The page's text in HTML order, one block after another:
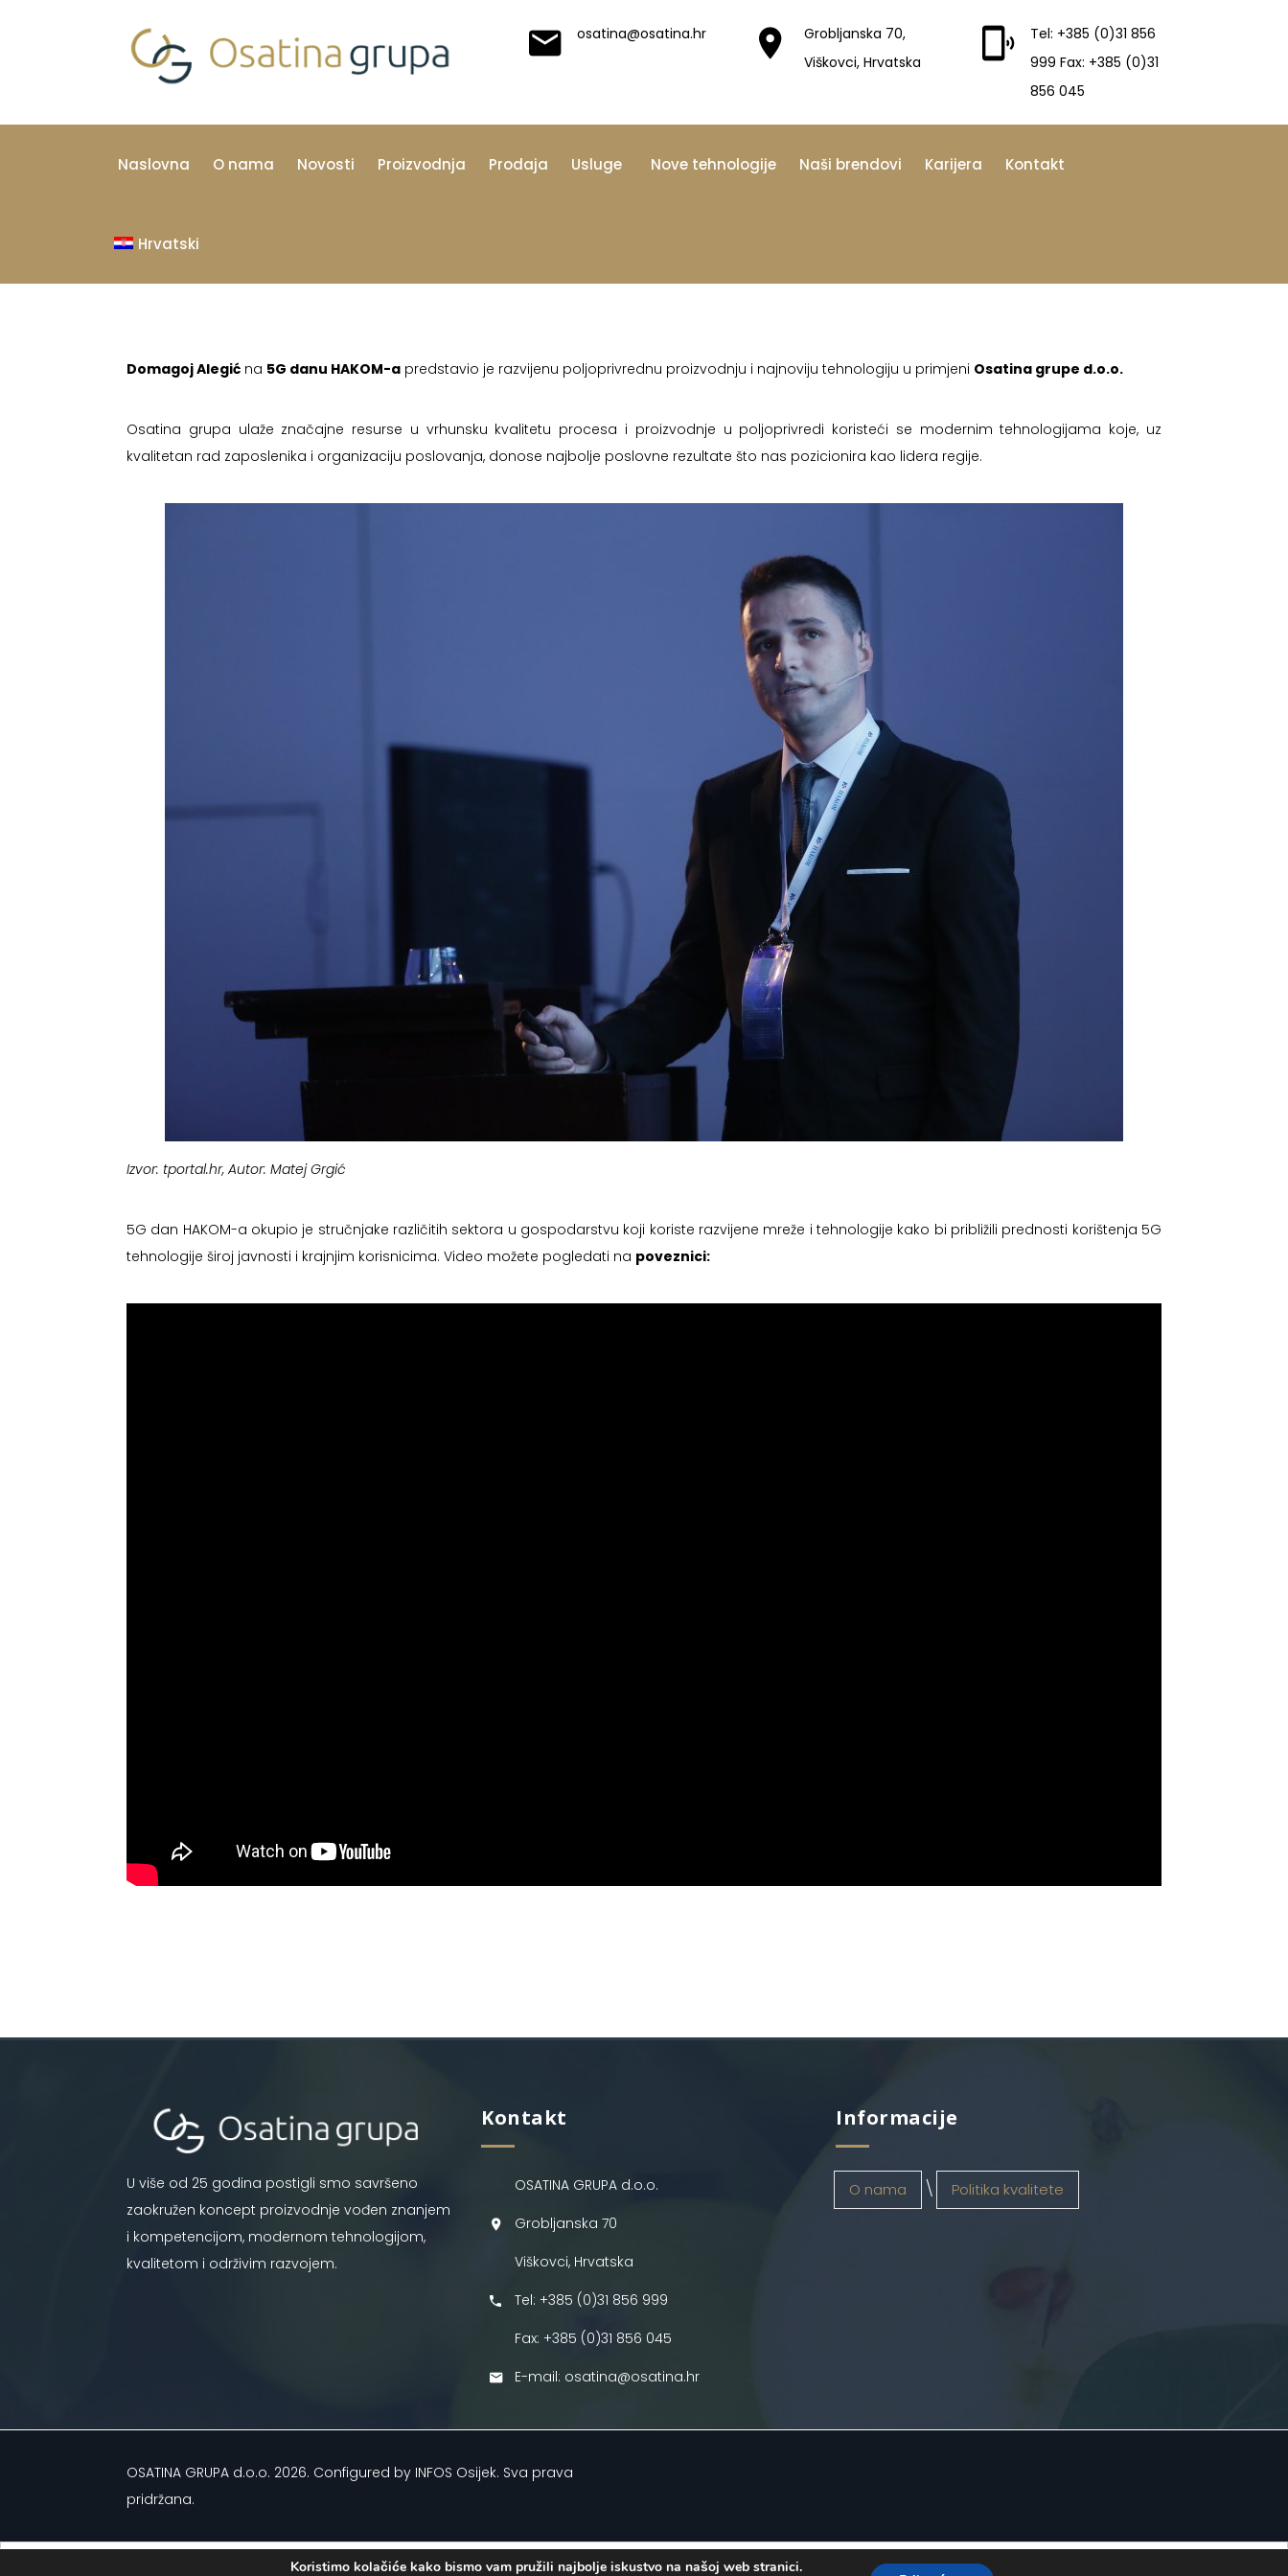
osatina@osatina.hr
Grobljanska 70,
Viškovci, Hrvatska
Tel: +385 (0)31 856
999 Fax: +385 (0)31
856 045
Naslovna O nama Novosti Proizvodnja Prodaja Usluge Nove tehnologije Naši brendovi Karijera Kontakt
Hrvatski
Domagoj Alegić na 5G danu HAKOM-a predstavio je razvijenu poljoprivrednu proizvodnju i najnoviju tehnologiju u primjeni Osatina grupe d.o.o.
Osatina grupa ulaže značajne resurse u vrhunsku kvalitetu procesa i proizvodnje u poljoprivredi koristeći se modernim tehnologijama koje, uz
kvalitetan rad zaposlenika i organizaciju poslovanja, donose najbolje poslovne rezultate što nas pozicionira kao lidera regije.
Izvor: tportal.hr, Autor: Matej Grgić
5G dan HAKOM-a okupio je stručnjake različitih sektora u gospodarstvu koji koriste razvijene mreže i tehnologije kako bi približili prednosti korištenja 5G
tehnologije široj javnosti i krajnjim korisnicima. Video možete pogledati na poveznici:
U više od 25 godina postigli smo savršeno
zaokružen koncept proizvodnje vođen znanjem
i kompetencijom, modernom tehnologijom,
kvalitetom i održivim razvojem.
Kontakt
OSATINA GRUPA d.o.o.
Grobljanska 70
Viškovci, Hrvatska
Tel: +385 (0)31 856 999
Fax: +385 (0)31 856 045
E-mail: osatina@osatina.hr
Informacije
O nama Politika kvalitete
OSATINA GRUPA d.o.o. 2026. Configured by INFOS Osijek. Sva prava
pridržana.
Koristimo kolačiće kako bismo vam pružili najbolje iskustvo na našoj web stranici.
Hrvatski